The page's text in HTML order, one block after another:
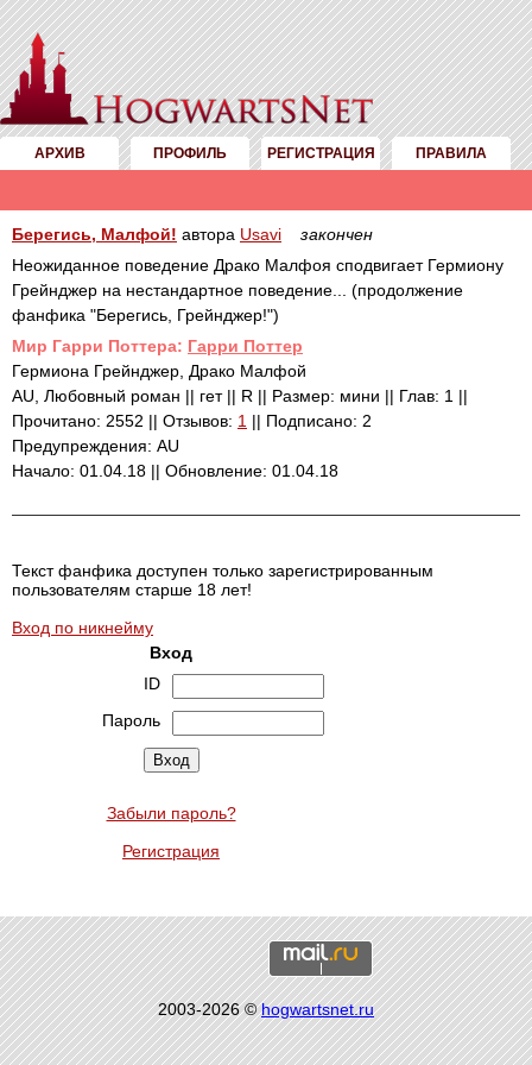
АРХИВ ПРОФИЛЬ РЕГИСТРАЦИЯ ПРАВИЛА
Берегись, Малфой! автора Usavi
закончен
Неожиданное поведение Драко Малфоя сподвигает Гермиону
Грейнджер на нестандартное поведение... (продолжение
фанфика "Берегись, Грейнджер!")
Mир Гарри Поттера: Гарри Поттер
Гермиона Грейнджер, Драко Малфой
AU, Любовный роман || гет || R || Размер: мини || Глав: 1 ||
Прочитано: 2552 || Отзывов: 1 || Подписано: 2
Предупреждения: AU
Начало: 01.04.18 || Обновление: 01.04.18
Текст фанфика доступен только зарегистрированным
пользователям старше 18 лет!
Вход по никнейму
Вход
ID
Пароль
Забыли пароль?
Регистрация
2003-2026 ©hogwartsnet.ru